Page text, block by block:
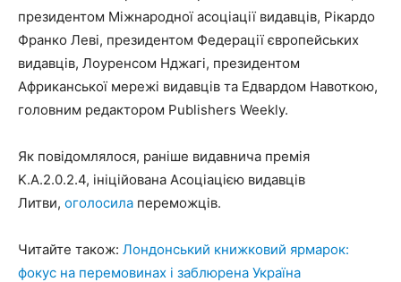
президентом Міжнародної асоціації видавців, Рікардо
Франко Леві, президентом Федерації європейських
видавців, Лоуренсом Нджагі, президентом
Африканської мережі видавців та Едвардом Навоткою,
головним редактором Publishers Weekly.
Як повідомлялося, раніше видавнича премія
K.A.2.0.2.4, ініційована Асоціацією видавців
Литви, оголосила переможців.
Читайте також: Лондонський книжковий ярмарок:
фокус на перемовинах і заблюрена Україна